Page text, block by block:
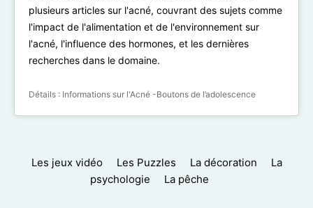
plusieurs articles sur l'acné, couvrant des sujets comme
l'impact de l'alimentation et de l'environnement sur
l'acné, l'influence des hormones, et les dernières
recherches dans le domaine.
Détails : Informations sur l'Acné -Boutons de l’adolescence
Les jeux vidéo Les Puzzles La décoration
La
psychologie
La pêche